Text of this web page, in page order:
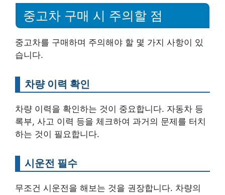
중고차 구매 시 주의할 점
중고차를 구매하며 주의해야 할 몇 가지 사항이 있
습니다.
차량 이력 확인
차량 이력을 확인하는 것이 중요합니다. 자동차 등
록부, 사고 이력 등을 체크하여 과거의 문제를 터치
하는 것이 필요합니다.
시운전 필수
무조건 시운전을 해보는 것을 권장합니다. 차량의